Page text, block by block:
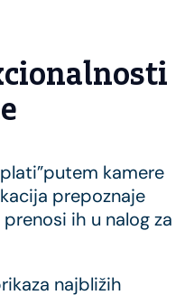
kamere
prepoznaje
ih u nalog za
najbližih